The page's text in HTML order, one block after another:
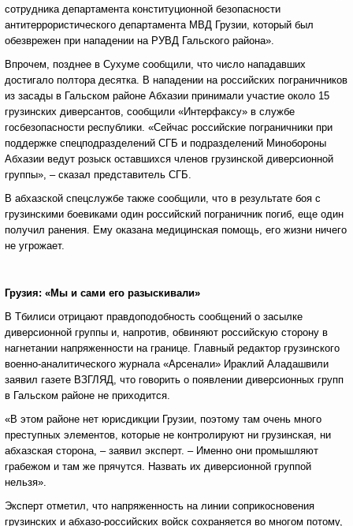
сотрудника департамента конституционной безопасности
антитеррористического департамента МВД Грузии, который был
обезврежен при нападении на РУВД Гальского района».
Впрочем, позднее в Сухуме сообщили, что число нападавших
достигало полтора десятка. В нападении на российских пограничников
из засады в Гальском районе Абхазии принимали участие около 15
грузинских диверсантов, сообщили «Интерфаксу» в службе
госбезопасности республики. «Сейчас российские пограничники при
поддержке спецподразделений СГБ и подразделений Минобороны
Абхазии ведут розыск оставшихся членов грузинской диверсионной
группы», – сказал представитель СГБ.
В абхазской спецслужбе также сообщили, что в результате боя с
грузинскими боевиками один российский пограничник погиб, еще один
получил ранения. Ему оказана медицинская помощь, его жизни ничего
не угрожает.
Грузия: «Мы и сами его разыскивали»
В Тбилиси отрицают правдоподобность сообщений о засылке
диверсионной группы и, напротив, обвиняют российскую сторону в
нагнетании напряженности на границе. Главный редактор грузинского
военно-аналитического журнала «Арсенали» Ираклий Аладашвили
заявил газете ВЗГЛЯД, что говорить о появлении диверсионных групп
в Гальском районе не приходится.
«В этом районе нет юрисдикции Грузии, поэтому там очень много
преступных элементов, которые не контролируют ни грузинская, ни
абхазская сторона, – заявил эксперт. – Именно они промышляют
грабежом и там же прячутся. Назвать их диверсионной группой
нельзя».
Эксперт отметил, что напряженность на линии соприкосновения
грузинских и абхазо-российских войск сохраняется во многом потому,